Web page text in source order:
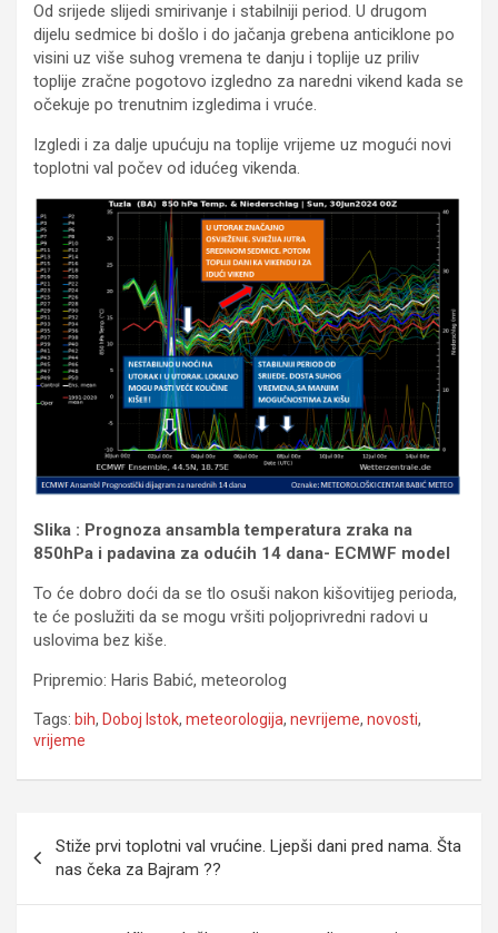
Od srijede slijedi smirivanje i stabilniji period. U drugom
dijelu sedmice bi došlo i do jačanja grebena anticiklone po
visini uz više suhog vremena te danju i toplije uz priliv
toplije zračne pogotovo izgledno za naredni vikend kada se
očekuje po trenutnim izgledima i vruće.
Izgledi i za dalje upućuju na toplije vrijeme uz mogući novi
toplotni val počev od idućeg vikenda.
Slika : Prognoza ansambla temperatura zraka na
850hPa i padavina za odućih 14 dana- ECMWF model
To će dobro doći da se tlo osuši nakon kišovitijeg perioda,
te će poslužiti da se mogu vršiti poljoprivredni radovi u
uslovima bez kiše.
Pripremio: Haris Babić, meteorolog
Tags: bih, Doboj Istok, meteorologija, nevrijeme, novosti,
vrijeme
navigation
Stiže prvi toplotni val vrućine. Ljepši dani pred nama. Šta
nas čeka za Bajram ??